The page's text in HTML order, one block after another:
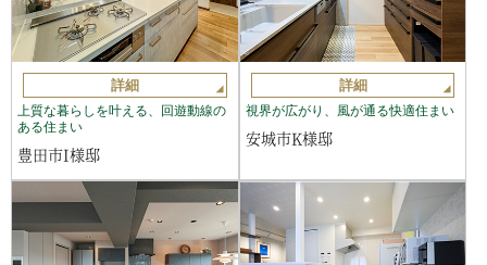
詳細
上質な暮らしを叶える、回遊動線の
ある住まい
豊田市I様邸
詳細
視界が広がり、風が通る快適住まい
安城市K様邸